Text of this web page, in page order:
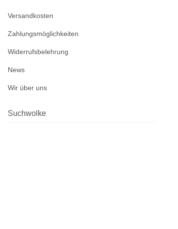
Versandkosten
Zahlungsmöglichkeiten
Widerrufsbelehrung
News
Wir über uns
Suchwolke